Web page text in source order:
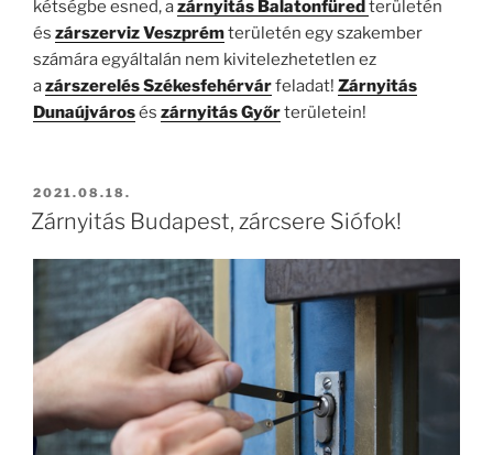
kétségbe esned, azárnyitás Balatonfüredterületén
és zárszerviz Veszprémterületén egy szakember
számára egyáltalán nem kivitelezhetetlen ez
azárszerelés Székesfehérvárfeladat! Zárnyitás
Dunaújvárosés zárnyitás Győrterületein!
BEKÜLDVE:
2021.08.18.
Zárnyitás Budapest, zárcsere Siófok!